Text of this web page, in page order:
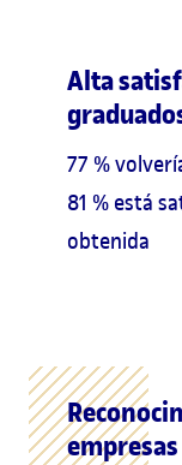
Alta
77 %
81 % está
obtenida
empresas